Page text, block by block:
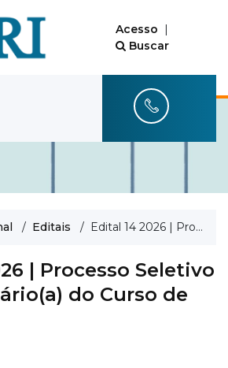
Acesso |
Buscar
/ Editais / Edital 14 2026 | Processo Seletivo para Estagiário(a) do Curso de Psicologia
| Processo Seletivo
do Curso de